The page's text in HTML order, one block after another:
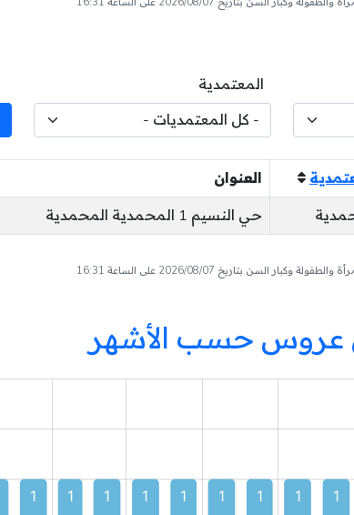
المعتمدية
العنوان
حي النسيم 1 المحمدية المحمدية
وكبار السن بتاريخ 2026/08/07 على الساعة 16:31
عروس حسب الأشهر